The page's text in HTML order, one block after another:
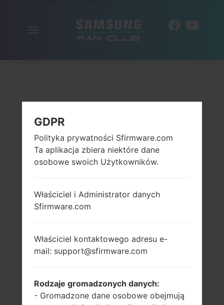
GDPR
Polityka prywatności Sfirmware.com
Ta aplikacja zbiera niektóre dane
osobowe swoich Użytkowników.
Właściciel i Administrator danych
Sfirmware.com
Właściciel kontaktowego adresu e-
mail: support@sfirmware.com
Rodzaje gromadzonych danych:
- Gromadzone dane osobowe obejmują